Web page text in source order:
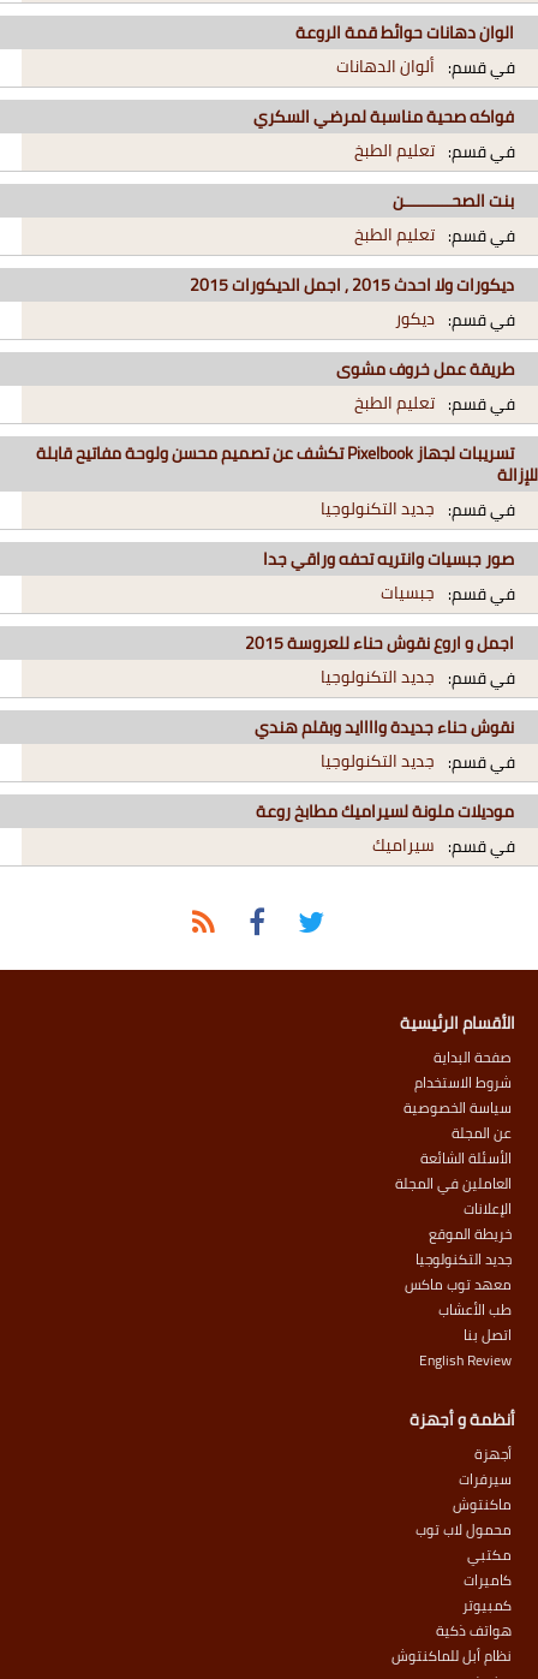
الوان دهانات حوائط قمة الروعة
في قسم: ألوان الدهانات
فواكه صحية مناسبة لمرضي السكري
في قسم: تعليم الطبخ
بنت الصحــــــــــن
في قسم: تعليم الطبخ
ديكورات ولا احدث 2015 , اجمل الديكورات 2015
في قسم: ديكور
طريقة عمل خروف مشوى
في قسم: تعليم الطبخ
تسريبات لجهاز Pixelbook تكشف عن تصميم محسن ولوحة مفاتيح قابلة
للإزالة
في قسم: جديد التكنولوجيا
صور جبسيات وانتريه تحفه وراقي جدا
في قسم: جبسيات
اجمل و اروع نقوش حناء للعروسة 2015
في قسم: جديد التكنولوجيا
نقوش حناء جديدة واااايد وبقلم هندي
في قسم: جديد التكنولوجيا
موديلات ملونة لسيراميك مطابخ روعة
في قسم: سيراميك
الأقسام الرئيسية
صفحة البداية
شروط الاستخدام
سياسة الخصوصية
عن المجلة
الأسئلة الشائعة
العاملين في المجلة
الإعلانات
خريطة الموقع
جديد التكنولوجيا
معهد توب ماكس
طب الأعشاب
اتصل بنا
English Review
أنظمة و أجهزة
أجهزة
سيرفرات
ماكنتوش
محمول لاب توب
مكتبي
كاميرات
كمبيوتر
هواتف ذكية
نظام أبل للماكنتوش